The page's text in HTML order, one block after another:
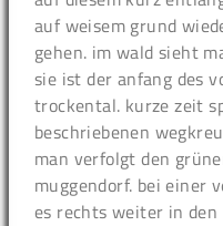
auf weisem grund
gehen. im wald sieht
sie ist der anfang des
trockental. kurze zeit
beschriebenen
man verfolgt den
muggendorf. bei einer
es rechts weiter in den